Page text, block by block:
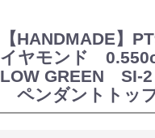
【HANDMADE】
イヤモンド
LOW GREEN
ペンダントトッ